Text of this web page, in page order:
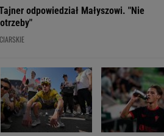
odpowiedział Małyszowi. "Nie